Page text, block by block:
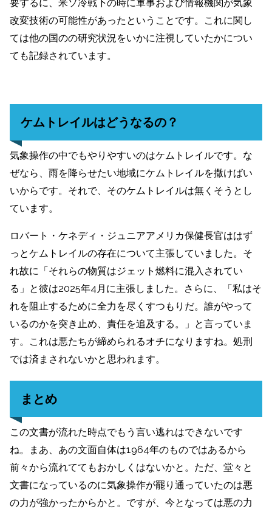
要するに、米ソ冷戦下の時に軍事および情報機関が気象
改変技術の可能性があったということです。これに関し
ては他の国のの研究状況をいかに注視していたかについ
ても記録されています。
ケムトレイルはどうなるの？
気象操作の中でもやりやすいのはケムトレイルです。な
ぜなら、雨を降らせたい地域にケムトレイルを撒けばい
いからです。それで、そのケムトレイルは無くそうとし
ています。
ロバート・ケネディ・ジュニアアメリカ保健長官ははず
っとケムトレイルの存在について主張していました。そ
れ故に「それらの物質はジェット燃料に混入されてい
る」と彼は2025年4月に主張しました。さらに、「私はそ
れを阻止するために全力を尽くすつもりだ。誰がやって
いるのかを突き止め、責任を追及する。」と言っていま
す。これは悪たちが締められるオチになりますね。処刑
では済まされないかと思われます。
まとめ
この文書が流れた時点でもう言い逃れはできないです
ね。まあ、あの文面自体は1964年のものではあるから
前々から流れててもおかしくはないかと。ただ、堂々と
文書になっているのに気象操作が罷り通っていたのは悪
の力が強かったからかと。ですが、今となっては悪の力